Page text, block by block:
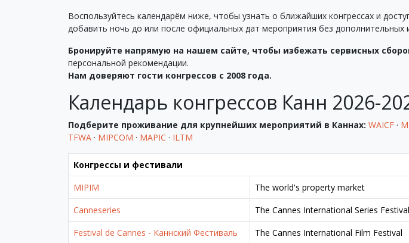
Воспользуйтесь календарём ниже, чтобы узнать о ближайших конгрессах и
добавить ночь до или после официальных дат мероприятия без
Бронируйте напрямую на нашем сайте, чтобы избежать сервисных
персональной рекомендации.
Нам доверяют гости конгрессов с 2008 года.
Календарь конгрессов Канн 2026-
Подберите проживание для крупнейших мероприятий в Каннах: WAICF ·
TFWA · MIPCOM · MAPIC · ILTM
Конгрессы и фестивали
MIPIM
The world's property market
Canneseries
The Cannes International Series Festival
Festival de Cannes - Каннский Фестиваль
The Cannes International Film Festival